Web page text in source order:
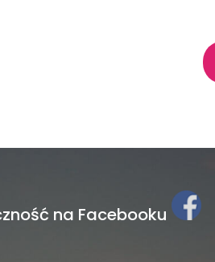
na Facebooku